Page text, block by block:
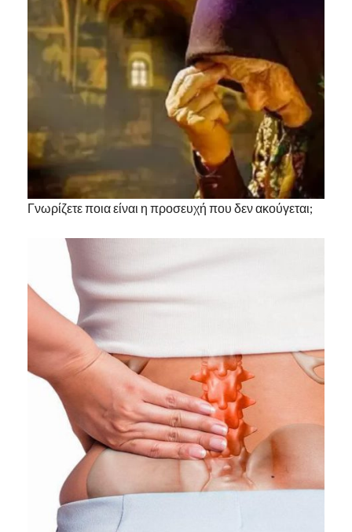
Γνωρίζετε ποια είναι η προσευχή που δεν ακούγεται;